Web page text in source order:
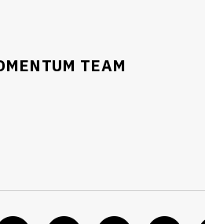
TEAM